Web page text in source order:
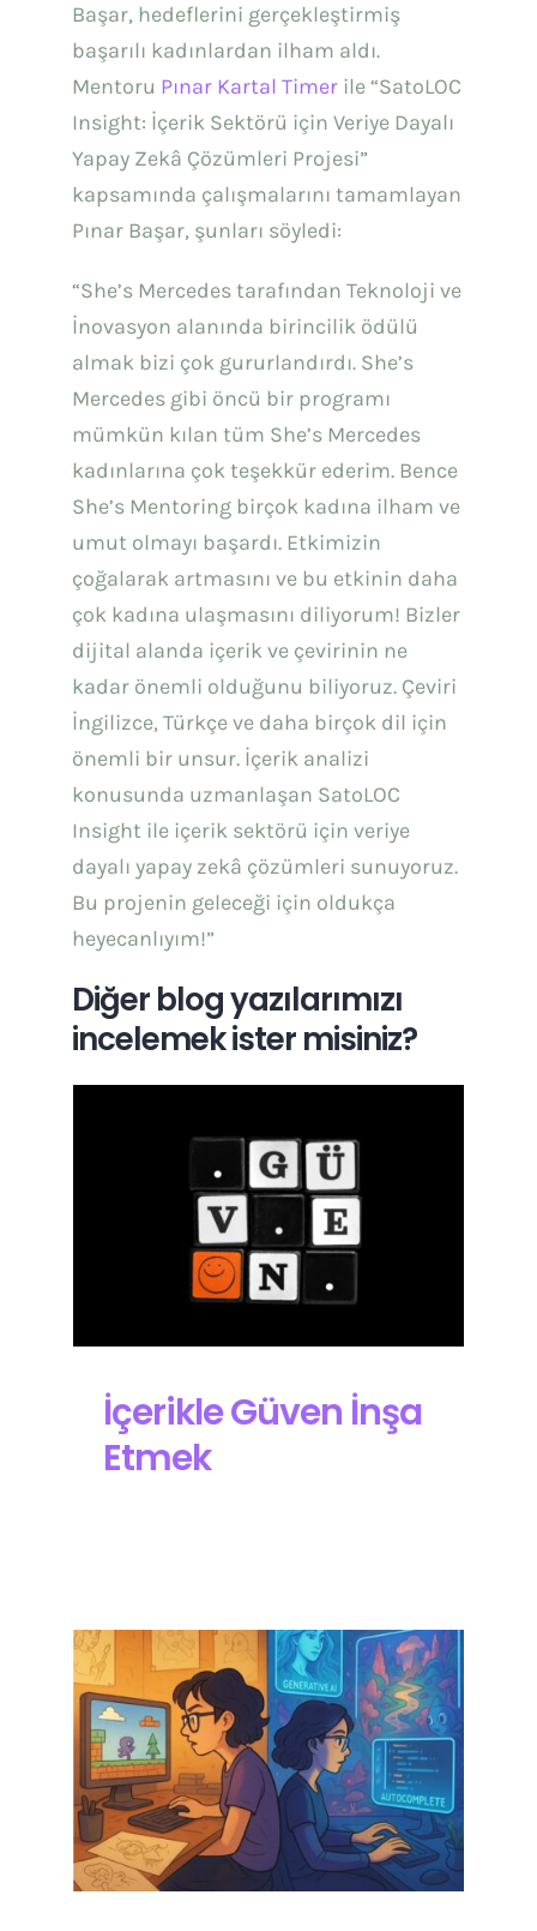
Başar, hedeflerini gerçekleştirmiş
başarılı kadınlardan ilham aldı.
Mentoru Pınar Kartal Timerile “SatoLOC
Insight: İçerik Sektörü için Veriye Dayalı
Yapay Zekâ Çözümleri Projesi”
kapsamında çalışmalarını tamamlayan
Pınar Başar, şunları söyledi:
“She’s Mercedes tarafından Teknoloji ve
İnovasyon alanında birincilik ödülü
almak bizi çok gururlandırdı. She’s
Mercedes gibi öncü bir programı
mümkün kılan tüm She’s Mercedes
kadınlarına çok teşekkür ederim. Bence
She’s Mentoring birçok kadına ilham ve
umut olmayı başardı. Etkimizin
çoğalarak artmasını ve bu etkinin daha
çok kadına ulaşmasını diliyorum! Bizler
dijital alanda içerik ve çevirinin ne
kadar önemli olduğunu biliyoruz. Çeviri
İngilizce, Türkçe ve daha birçok dil için
önemli bir unsur. İçerik analizi
konusunda uzmanlaşan SatoLOC
Insight ile içerik sektörü için veriye
dayalı yapay zekâ çözümleri sunuyoruz.
Bu projenin geleceği için oldukça
heyecanlıyım!”
Diğer blog yazılarımızı
incelemek ister misiniz?
İçerikle Güven İnşa
Etmek